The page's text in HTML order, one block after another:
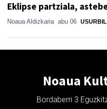
Eklipse partziala,
Noaua Aldizkaria abu 06 USURBIL
Noaua
Bordaberri 3